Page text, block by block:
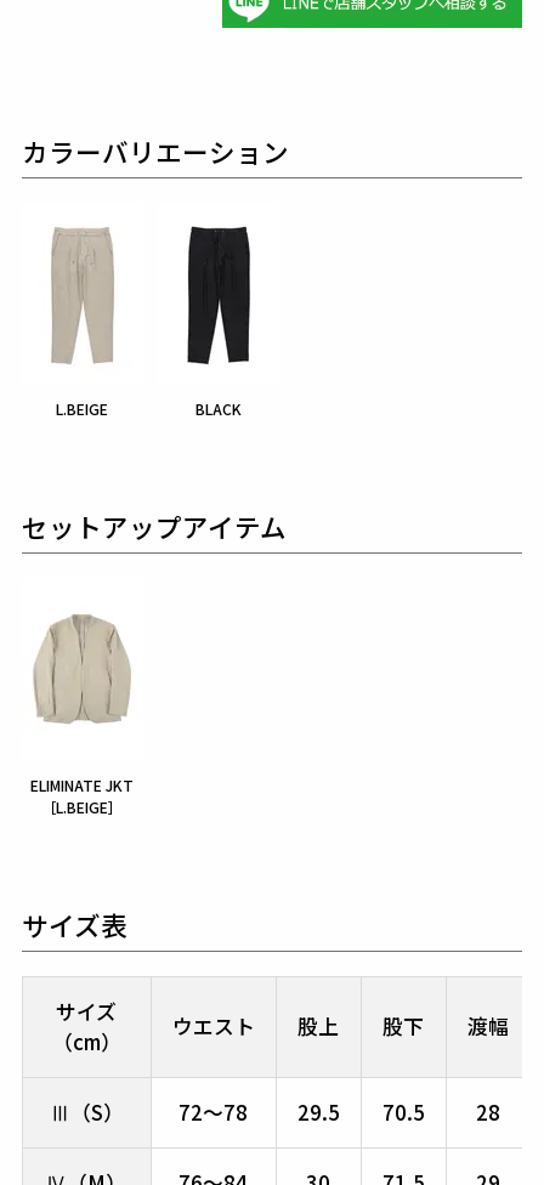
カラーバリエーション
L.BEIGE BLACK
セットアップアイテム
ELIMINATE JKT
［L.BEIGE］
サイズ表
サイズ
（cm）
ウエスト 股上 股下 渡幅
Ⅲ（S） 72～78 29.5 70.5 28